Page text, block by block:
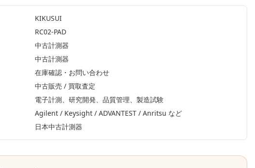
KIKUSUI
RC02-PAD
中古計測器
中古計測器
在庫確認・お問い合わせ
中古販売 / 買取査定
電子計測、研究開発、品質管理、製造試験
Agilent / Keysight / ADVANTEST / Anritsu など
日本中古計測器